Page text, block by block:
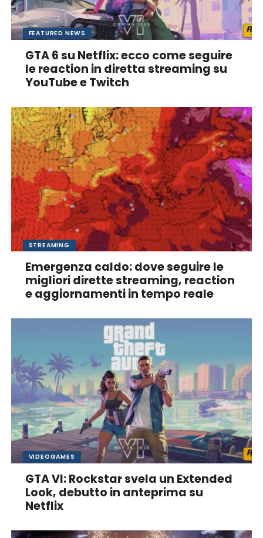
FEATURED NEWS
GTA 6 su Netflix: ecco come seguire
le reaction in diretta streaming su
YouTube e Twitch
STREAMING
Emergenza caldo: dove seguire le
migliori dirette streaming, reaction
e aggiornamenti in tempo reale
VIDEOGAMES
GTA VI: Rockstar svela un Extended
Look, debutto in anteprima su
Netflix